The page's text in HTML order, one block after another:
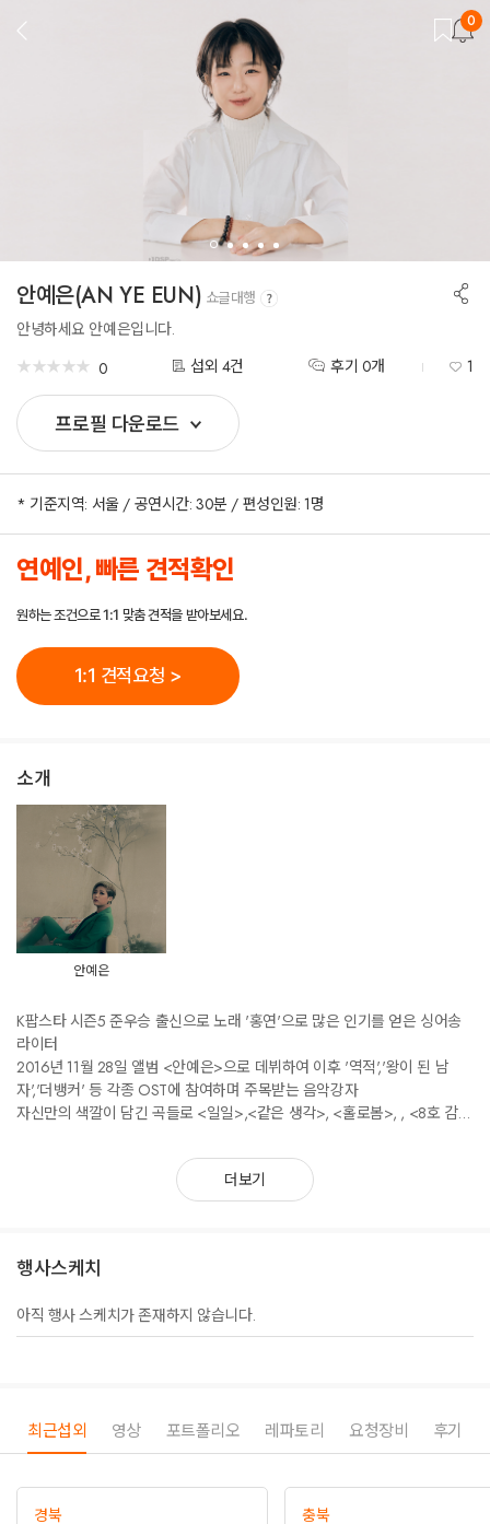
뒤
로
0
안예은(AN YE EUN) 쇼글대행
안녕하세요 안예은입니다.
★★★★★
★★★★★ 0 섭외 4건 후기 0개 1
프로필 다운로드
공
유
* 기준지역: 서울 / 공연시간: 30분 / 편성인원: 1명
연예인, 빠른 견적확인
원하는 조건으로 1:1 맞춤 견적을 받아보세요.
1:1 견적요청 >
소개
안예은
K팝스타 시즌5 준우승 출신으로 노래 '홍연'으로 많은 인기를 얻은 싱어송
라이터
2016년 11월 28일 앨범 <안예은>으로 데뷔하여 이후 '역적','왕이 된 남
자','더뱅커' 등 각종 OST에 참여하며 주목받는 음악강자
자신만의 색깔이 담긴 곡들로 <일일>,<같은 생각>, <홀로봄>, , <8호 감방
더보기
행사스케치
아직 행사 스케치가 존재하지 않습니다.
최근섭외 영상 포트폴리오 레파토리 요청장비 후기
경북 충북